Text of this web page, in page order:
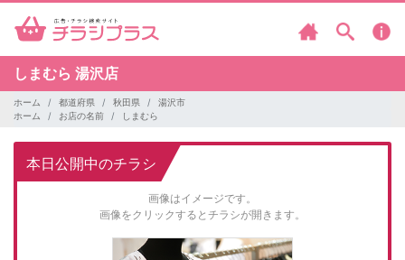
しまむら 湯沢店
ホーム 都道府県 秋田県
湯沢市
ホーム
お店の名前 しまむら
本日公開中のチラシ
画像はイメージです。
画像をクリックするとチラシが開きます。